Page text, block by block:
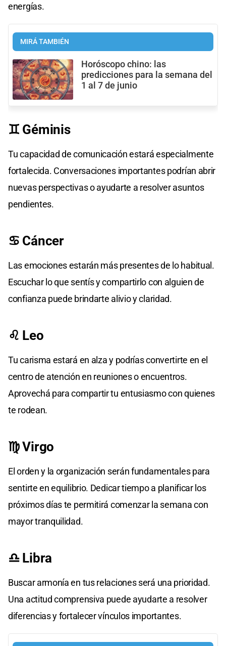
energías.
MIRÁ TAMBIÉN
Horóscopo chino: las
predicciones para la semana del
1 al 7 de junio
♊ Géminis
Tu capacidad de comunicación estará especialmente
fortalecida. Conversaciones importantes podrían abrir
nuevas perspectivas o ayudarte a resolver asuntos
pendientes.
♋ Cáncer
Las emociones estarán más presentes de lo habitual.
Escuchar lo que sentís y compartirlo con alguien de
confianza puede brindarte alivio y claridad.
♌ Leo
Tu carisma estará en alza y podrías convertirte en el
centro de atención en reuniones o encuentros.
Aprovechá para compartir tu entusiasmo con quienes
te rodean.
♍ Virgo
El orden y la organización serán fundamentales para
sentirte en equilibrio. Dedicar tiempo a planificar los
próximos días te permitirá comenzar la semana con
mayor tranquilidad.
♎ Libra
Buscar armonía en tus relaciones será una prioridad.
Una actitud comprensiva puede ayudarte a resolver
diferencias y fortalecer vínculos importantes.